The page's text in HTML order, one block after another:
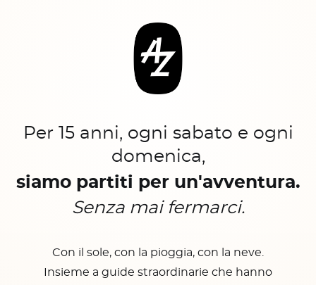
Per 15 anni, ogni sabato e ogni
domenica,
siamo partiti per un'avventura.
Senza mai fermarci.
Con il sole, con la pioggia, con la neve.
Insieme a guide straordinarie che hanno